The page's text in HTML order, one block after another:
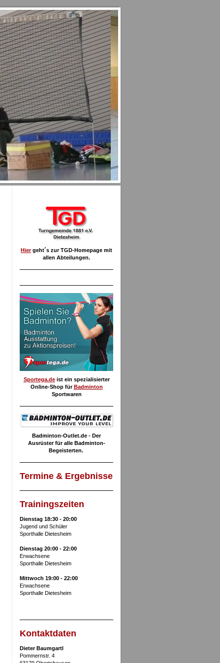
Hier geht´s zur TGD-Homepage mit
allen Abteilungen.
Sportega.deist ein spezialisierter
Online-Shop für Badminton
Sportwaren
Badminton-Outlet.de - Der
Ausrüster für alle Badminton-
Begeisterten.
Termine & Ergebnisse
Trainingszeiten
Dienstag 18:30 - 20:00
Jugend und Schüler
Sporthalle Dietesheim
Dienstag 20:00 - 22:00
Erwachsene
Sporthalle Dietesheim
Mittwoch 19:00 - 22:00
Erwachsene
Sporthalle Dietesheim
Kontaktdaten
Dieter Baumgartl
Pommernstr. 4